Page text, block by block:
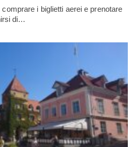
i biglietti aerei e prenotare
di…